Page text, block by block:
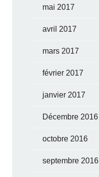
mai 2017
avril 2017
mars 2017
février 2017
janvier 2017
Décembre 2016
octobre 2016
septembre 2016